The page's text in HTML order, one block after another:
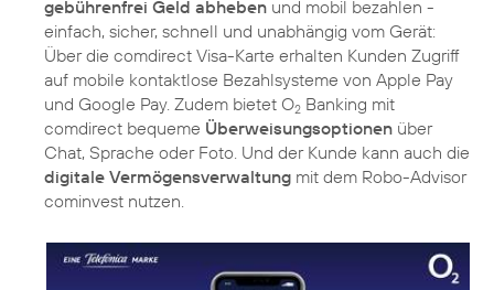
gebührenfrei Geld abheben und mobil bezahlen -
einfach, sicher, schnell und unabhängig vom Gerät:
Über die comdirect Visa-Karte erhalten Kunden Zugriff
auf mobile kontaktlose Bezahlsysteme von Apple Pay
und Google Pay. Zudem bietet O2 Banking mit
comdirect bequeme Überweisungsoptionen über
Chat, Sprache oder Foto. Und der Kunde kann auch die
digitale Vermögensverwaltung mit dem Robo-Advisor
cominvest nutzen.